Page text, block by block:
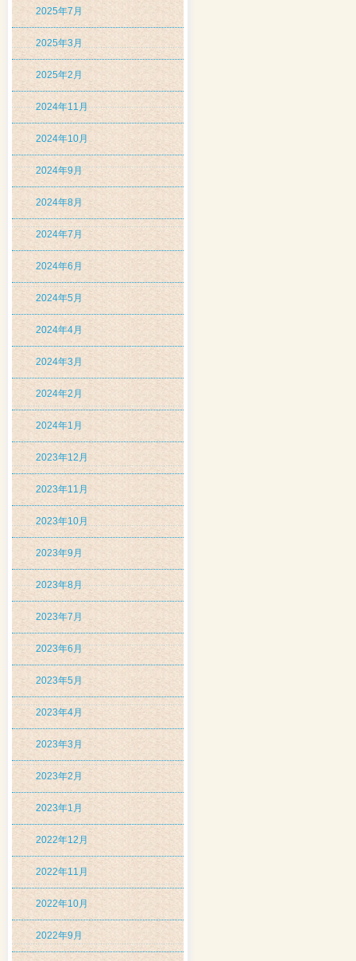
2025年7月
2025年3月
2025年2月
2024年11月
2024年10月
2024年9月
2024年8月
2024年7月
2024年6月
2024年5月
2024年4月
2024年3月
2024年2月
2024年1月
2023年12月
2023年11月
2023年10月
2023年9月
2023年8月
2023年7月
2023年6月
2023年5月
2023年4月
2023年3月
2023年2月
2023年1月
2022年12月
2022年11月
2022年10月
2022年9月